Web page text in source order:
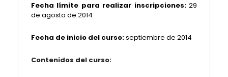
Fecha límite para realizar inscripciones:29
de agosto de 2014
Fecha de inicio del curso:septiembre de 2014
Contenidos del curso: